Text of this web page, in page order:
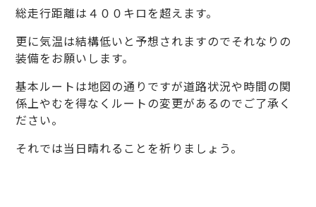
総走行距離は４００キロを超えます。
更に気温は結構低いと予想されますのでそれなりの
装備をお願いします。
基本ルートは地図の通りですが道路状況や時間の関
係上やむを得なくルートの変更があるのでご了承く
ださい。
それでは当日晴れることを祈りましょう。